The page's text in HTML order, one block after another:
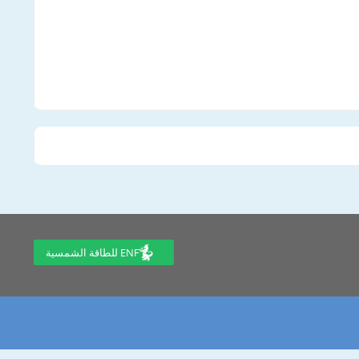
ENF للطاقة الشمسية